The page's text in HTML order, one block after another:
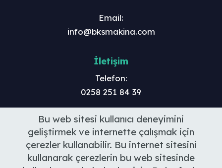
Email:
info@bksmakina.com
İletişim
Telefon:
0258 251 84 39
Mobil:
0552 581 37 79
0537 851 76 56
Bu web sitesi kullanıcı deneyimini
geliştirmek ve internette çalışmak için
çerezler kullanabilir. Bu internet sitesini
kullanarak çerezlerin bu web sitesinde